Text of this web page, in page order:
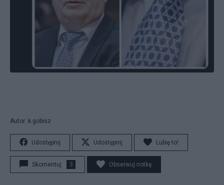
Autor: k.gobisz
Udostępnij Udostępnij Lubię to!
Skomentuj 3 Obserwuj notkę